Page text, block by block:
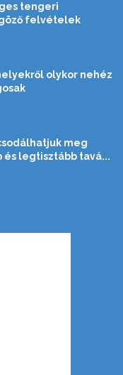
tengeri
felvételek
olykor nehéz
meg
legtisztább tavá...